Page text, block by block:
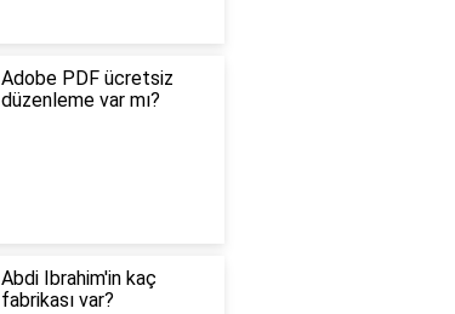
Adobe PDF ücretsiz
düzenleme var mı?
Abdi Ibrahim'in kaç
fabrikası var?